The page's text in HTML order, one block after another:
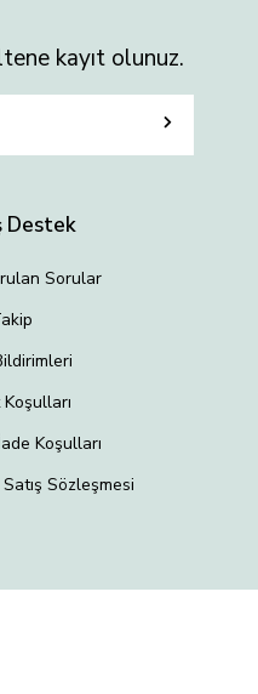
kayıt olunuz.
Destek
Sorular
Koşulları
Sözleşmesi